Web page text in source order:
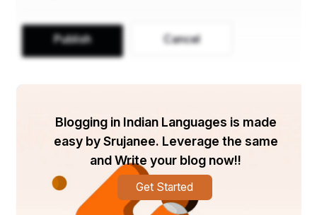
ଏବଂ କଠୋର କାନୁନ ଦ୍ୱାରା ଅପରାଧକୁ ନିୟନ୍ତ୍ରଣ କରାଯିବ।
ପ୍ରତ୍ୟେକ ଲୋକ ନିରାପଦ ଅନୁଭବ କରି ଜୀବନ ବିତାଇବାକୁ
ସକ୍ଷମ ହେବେ।
*ସାଂସ୍କୃତିକ ଉନ୍ନୟନ*
ରଖିବା ପାଇଁ ବିଭିନ୍ନ କାର୍ଯ୍ୟକ୍ରମ ଆୟୋଜନ କରାଯିବ।
Publish Cancel
Blogging in Indian Languages is made
easy by Srujanee. Leverage the same
and Write your blog now!!
Get Started